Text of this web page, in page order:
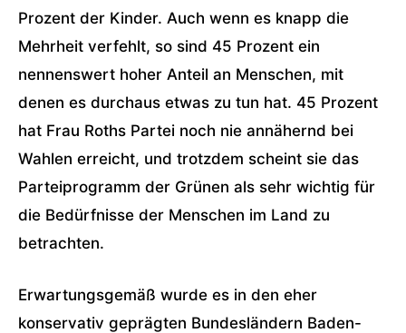
Prozent der Kinder. Auch wenn es knapp die
Mehrheit verfehlt, so sind 45 Prozent ein
nennenswert hoher Anteil an Menschen, mit
denen es durchaus etwas zu tun hat. 45 Prozent
hat Frau Roths Partei noch nie annähernd bei
Wahlen erreicht, und trotzdem scheint sie das
Parteiprogramm der Grünen als sehr wichtig für
die Bedürfnisse der Menschen im Land zu
betrachten.
Erwartungsgemäß wurde es in den eher
konservativ geprägten Bundesländern Baden-